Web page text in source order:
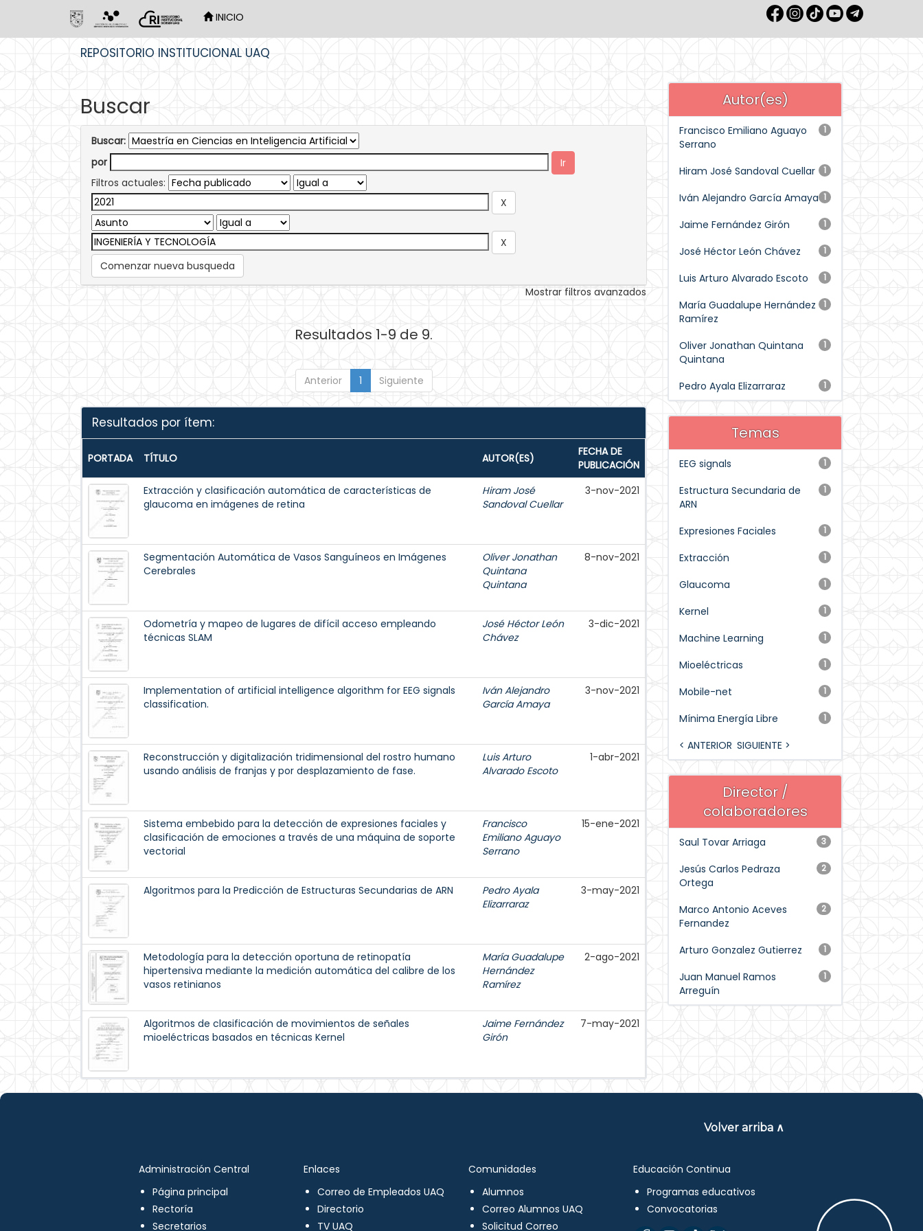
INICIO
REPOSITORIO INSTITUCIONAL UAQ
Buscar
Buscar:
por
Filtros actuales:
Comenzar nueva busqueda
Mostrar filtros avanzados
Resultados 1-9 de 9.
Anterior 1 Siguiente
Resultados por ítem:
PORTADA TÍTULO AUTOR(ES)
FECHA DE
PUBLICACIÓN
Extracción y clasificación automática de características de
glaucoma en imágenes de retina
Hiram José
Sandoval Cuellar
3-nov-2021
Segmentación Automática de Vasos Sanguíneos en Imágenes
Cerebrales
Oliver Jonathan
Quintana
Quintana
8-nov-2021
Odometría y mapeo de lugares de difícil acceso empleando
técnicas SLAM
José Héctor León
Chávez
3-dic-2021
Implementation of artificial intelligence algorithm for EEG signals
classification.
Iván Alejandro
García Amaya
3-nov-2021
Reconstrucción y digitalización tridimensional del rostro humano
usando análisis de franjas y por desplazamiento de fase.
Luis Arturo
Alvarado Escoto
1-abr-2021
Sistema embebido para la detección de expresiones faciales y
clasificación de emociones a través de una máquina de soporte
vectorial
Francisco
Emiliano Aguayo
Serrano
15-ene-2021
Algoritmos para la Predicción de Estructuras Secundarias de ARN
Pedro Ayala
Elizarraraz
3-may-2021
Metodología para la detección oportuna de retinopatía
hipertensiva mediante la medición automática del calibre de los
vasos retinianos
María Guadalupe
Hernández
Ramírez
2-ago-2021
Algoritmos de clasificación de movimientos de señales
mioeléctricas basados en técnicas Kernel
Jaime Fernández
Girón
7-may-2021
Autor(es)
1
Francisco Emiliano Aguayo
Serrano
1
Hiram José Sandoval Cuellar
1
Iván Alejandro García Amaya
1
Jaime Fernández Girón
1
José Héctor León Chávez
1
Luis Arturo Alvarado Escoto
1
María Guadalupe Hernández
Ramírez
1
Oliver Jonathan Quintana
Quintana
1
Pedro Ayala Elizarraraz
Temas
1
EEG signals
1
Estructura Secundaria de
ARN
1
Expresiones Faciales
1
Extracción
1
Glaucoma
1
Kernel
1
Machine Learning
1
Mioeléctricas
1
Mobile-net
1
Mínima Energía Libre
< ANTERIOR SIGUIENTE >
Director /
colaboradores
3
Saul Tovar Arriaga
2
Jesús Carlos Pedraza
Ortega
2
Marco Antonio Aceves
Fernandez
1
Arturo Gonzalez Gutierrez
1
Juan Manuel Ramos
Arreguín
Volver arriba ∧
Administración Central
Página principal
Rectoría
Secretarios
Enlaces
Correo de Empleados UAQ
Directorio
TV UAQ
Comunidades
Alumnos
Correo Alumnos UAQ
Solicitud Correo
Educación Continua
Programas educativos
Convocatorias